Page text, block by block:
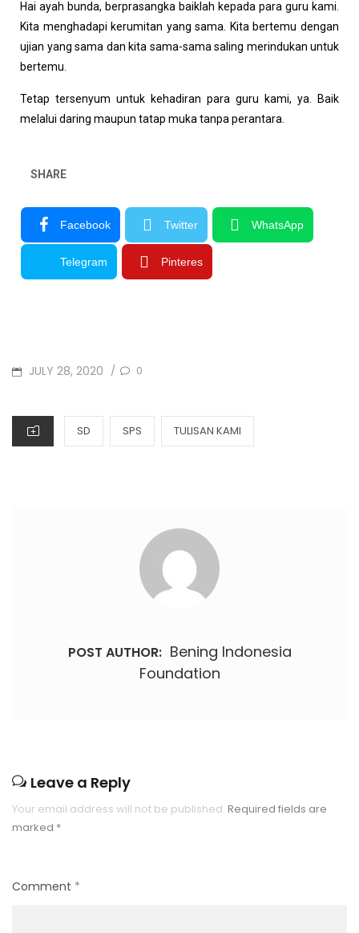
Hai ayah bunda, berprasangka baiklah kepada para guru kami.
Kita menghadapi kerumitan yang sama. Kita bertemu dengan
ujian yang sama dan kita sama-sama saling merindukan untuk
bertemu.
Tetap tersenyum untuk kehadiran para guru kami, ya. Baik
melalui daring maupun tatap muka tanpa perantara.
SHARE
Facebook Twitter WhatsApp
Telegram Pinteres
JULY 28, 2020 / 0
SD SPS TULISAN KAMI
POST AUTHOR: Bening Indonesia
Foundation
Leave a Reply
Your email address will not be published. Required fields are
marked *
Comment *